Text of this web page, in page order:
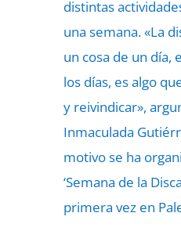
distintas
una semana. «La
un cosa de un día,
los días, es algo
y reivindicar»,
Inmaculada
motivo se ha
‘Semana de la
primera vez en